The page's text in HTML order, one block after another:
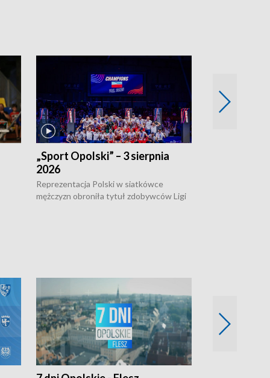
„Sport Opolski” – 3 sierpnia
2026
Reprezentacja Polski w siatkówce
mężczyzn obroniła tytuł zdobywców Ligi